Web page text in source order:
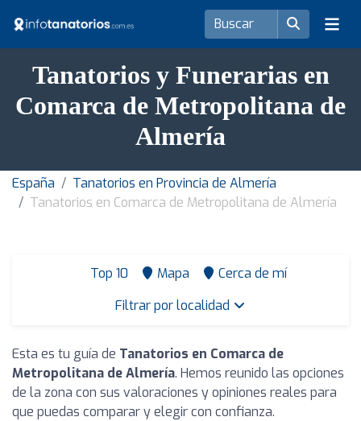
Tanatorios y Funerarias en
Comarca de Metropolitana de
Almería
España
Tanatorios en Provincia de Almería
Tanatorios en Comarca de Metropolitana de Almería
Top 10 Mapa
Cerca de mí
Filtrar por localidad
Esta es tu guía de Tanatorios en Comarca de
Metropolitana de Almería. Hemos reunido las opciones
de la zona con sus valoraciones y opiniones reales para
que puedas comparar y elegir con confianza.